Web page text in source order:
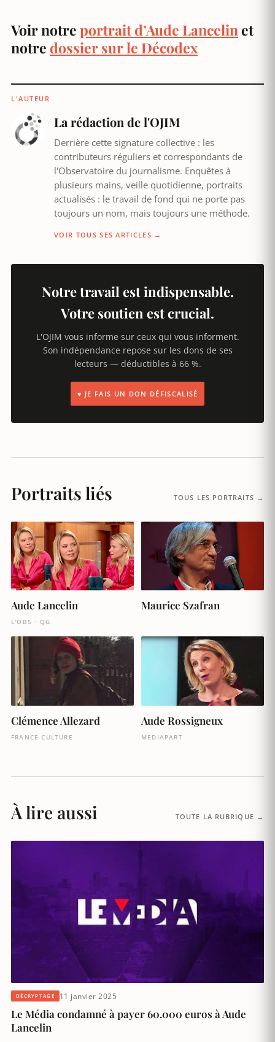
Voir notreportrait d’Aude Lancelinet
notre dossier sur le Décodex
L'AUTEUR
La rédaction de l'OJIM
Derrière cette signature collective : les
contributeurs réguliers et correspondants de
l'Observatoire du journalisme. Enquêtes à
plusieurs mains, veille quotidienne, portraits
actualisés : le travail de fond qui ne porte pas
toujours un nom, mais toujours une méthode.
VOIR TOUS SES ARTICLES →
Notre travail est indispensable.
Votre soutien est crucial.
L'OJIM vous informe sur ceux qui vous informent.
Son indépendance repose sur les dons de ses
lecteurs — déductibles à 66 %.
♥ JE FAIS UN DON DÉFISCALISÉ
Portraits liés TOUS LES PORTRAITS →
Aude Lancelin
L'OBS · QG
Maurice Szafran
Clémence Allezard
FRANCE CULTURE
Aude Rossigneux
MEDIAPART
À lire aussi TOUTE LA RUBRIQUE →
DÉCRYPTAGE 11 janvier 2025
Le Média condamné à payer 60.000 euros à Aude
Lancelin